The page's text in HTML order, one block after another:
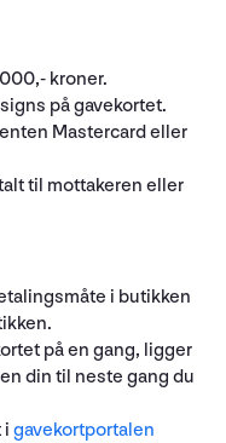
kroner.
på gavekortet.
Mastercard eller
til mottakeren eller
i butikken
på en gang, ligger
din til neste gang du
i gavekortportalen